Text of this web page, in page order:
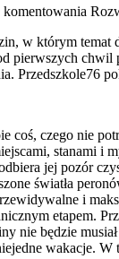
w którym
pierwszych
Przedszkole76
coś, czego nie
stanami i
jej pozór
światła
i
etapem.
nie będzie
wakacje. W